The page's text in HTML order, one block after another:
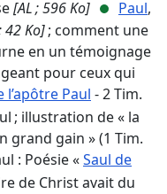
[AL ; 596 Ko] Paul,
42 Ko]; comment une
en un témoignage
pour ceux qui
l’apôtre Paul - 2 Tim.
; illustration de « la
grand gain » (1 Tim.
: Poésie «Saul de
de Christ avait du